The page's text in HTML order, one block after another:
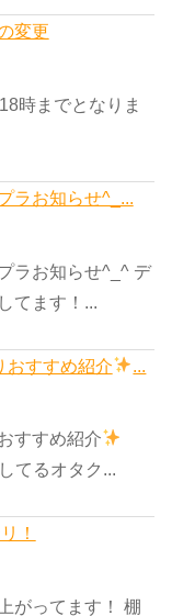
変更
時までとなりま
ラお知らせ^_...
ラお知らせ^_^ デ
てます！...
おすすめ紹介 ...
すすめ紹介
てるオタク...
！
がってます！ 棚